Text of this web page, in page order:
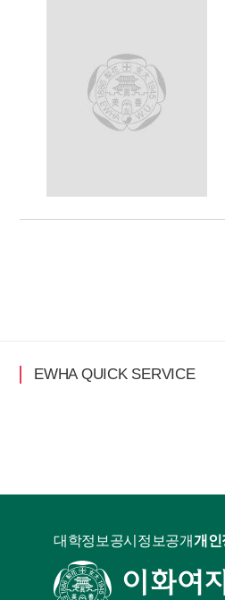
EWHA QUICK SERVICE
대학정보공시 정보공개개인